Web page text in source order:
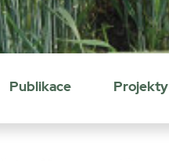
Publikace Projekty